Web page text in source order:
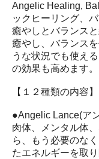
Angelic Healing,
ックヒーリング、
癒やしとバランス
癒やし、バランス
うな状況でも使え
の効果も高めます。
【１２種類の内容】
●Angelic Lance(ア
肉体、メンタル体
ら、もう必要のな
たエネルギーを取り